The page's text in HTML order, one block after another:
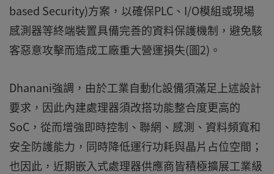
based Security)方案，以確保PLC、I/O模組或現場
感測器等終端裝置具備完善的資料保護機制，避免駭
客惡意攻擊而造成工廠重大營運損失(圖2)。
Dhanani強調，由於工業自動化設備須滿足上述設計
要求，因此內建處理器須改搭功能整合度更高的
SoC，從而增強即時控制、聯網、感測、資料頻寬和
安全防護能力，同時降低運行功耗與晶片占位空間；
也因此，近期嵌入式處理器供應商皆積極擴展工業級